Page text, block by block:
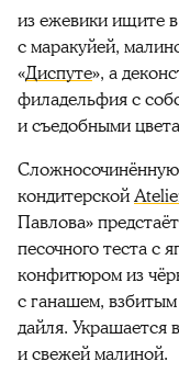
из ежевики ищите
с маракуйей,
«Диспуте», а
филадельфия с
и съедобными
кондитерской
Павлова»
песочного теста с
конфитюром из
с ганашем,
дайля. Украшается
и свежей малиной.